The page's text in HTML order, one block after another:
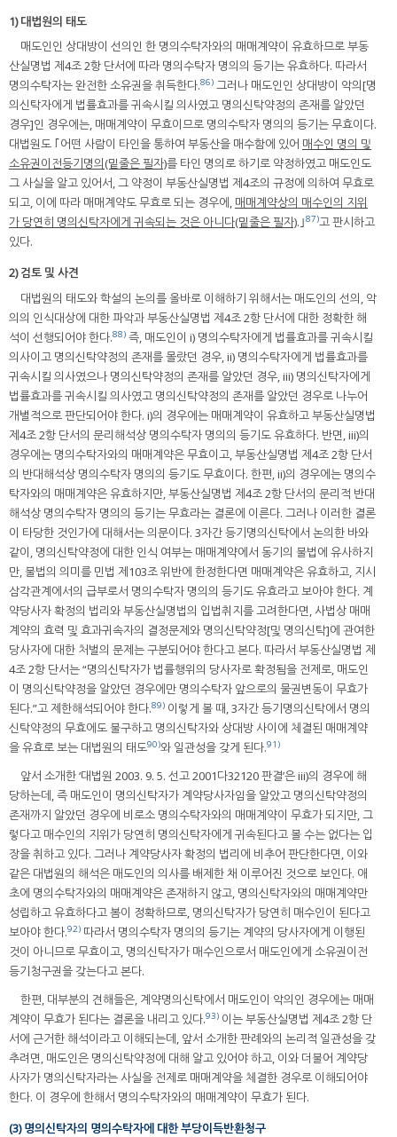
1) 대법원의 태도
매도인인 상대방이 선의인 한 명의수탁자와의 매매계약이 유효하므로 부동
산실명법 제4조 2항 단서에 따라 명의수탁자 명의의 등기는 유효하다. 따라서
명의수탁자는 완전한 소유권을 취득한다.86) 그러나 매도인인 상대방이 악의[명
의신탁자에게 법률효과를 귀속시킬 의사였고 명의신탁약정의 존재를 알았던
경우]인 경우에는, 매매계약이 무효이므로 명의수탁자 명의의 등기는 무효이다.
대법원도 ｢어떤 사람이 타인을 통하여 부동산을 매수함에 있어 매수인 명의 및
소유권이전등기명의(밑줄은 필자)를 타인 명의로 하기로 약정하였고 매도인도
그 사실을 알고 있어서, 그 약정이 부동산실명법 제4조의 규정에 의하여 무효로
되고, 이에 따라 매매계약도 무효로 되는 경우에, 매매계약상의 매수인의 지위
가 당연히 명의신탁자에게 귀속되는 것은 아니다(밑줄은 필자).｣87)고 판시하고
있다.
2) 검토 및 사견
대법원의 태도와 학설의 논의를 올바로 이해하기 위해서는 매도인의 선의, 악
의의 인식대상에 대한 파악과 부동산실명법 제4조 2항 단서에 대한 정확한 해
석이 선행되어야 한다.88) 즉, 매도인이 i) 명의수탁자에게 법률효과를 귀속시킬
의사이고 명의신탁약정의 존재를 몰랐던 경우, ii) 명의수탁자에게 법률효과를
귀속시킬 의사였으나 명의신탁약정의 존재를 알았던 경우, iii) 명의신탁자에게
법률효과를 귀속시킬 의사였고 명의신탁약정의 존재를 알았던 경우로 나누어
개별적으로 판단되어야 한다. i)의 경우에는 매매계약이 유효하고 부동산실명법
제4조 2항 단서의 문리해석상 명의수탁자 명의의 등기도 유효하다. 반면, iii)의
경우에는 명의수탁자와의 매매계약은 무효이고, 부동산실명법 제4조 2항 단서
의 반대해석상 명의수탁자 명의의 등기도 무효이다. 한편, ii)의 경우에는 명의수
탁자와의 매매계약은 유효하지만, 부동산실명법 제4조 2항 단서의 문리적 반대
해석상 명의수탁자 명의의 등기는 무효라는 결론에 이른다. 그러나 이러한 결론
이 타당한 것인가에 대해서는 의문이다. 3자간 등기명의신탁에서 논의한 바와
같이, 명의신탁약정에 대한 인식 여부는 매매계약에서 동기의 불법에 유사하지
만, 불법의 의미를 민법 제103조 위반에 한정한다면 매매계약은 유효하고, 지시
삼각관계에서의 급부로서 명의수탁자 명의의 등기도 유효라고 보아야 한다. 계
약당사자 확정의 법리와 부동산실명법의 입법취지를 고려한다면, 사법상 매매
계약의 효력 및 효과귀속자의 결정문제와 명의신탁약정[및 명의신탁]에 관여한
당사자에 대한 처벌의 문제는 구분되어야 한다고 본다. 따라서 부동산실명법 제
4조 2항 단서는 “명의신탁자가 법률행위의 당사자로 확정됨을 전제로, 매도인
이 명의신탁약정을 알았던 경우에만 명의수탁자 앞으로의 물권변동이 무효가
된다.”고 제한해석되어야 한다.89) 이렇게 볼 때, 3자간 등기명의신탁에서 명의
신탁약정의 무효에도 불구하고 명의신탁자와 상대방 사이에 체결된 매매계약
을 유효로 보는 대법원의 태도90)와 일관성을 갖게 된다.91)
앞서 소개한 ‘대법원 2003. 9. 5. 선고 2001다32120 판결’은 iii)의 경우에 해
당하는데, 즉 매도인이 명의신탁자가 계약당사자임을 알았고 명의신탁약정의
존재까지 알았던 경우에 비로소 명의수탁자와의 매매계약이 무효가 되지만, 그
렇다고 매수인의 지위가 당연히 명의신탁자에게 귀속된다고 볼 수는 없다는 입
장을 취하고 있다. 그러나 계약당사자 확정의 법리에 비추어 판단한다면, 이와
같은 대법원의 해석은 매도인의 의사를 배제한 채 이루어진 것으로 보인다. 애
초에 명의수탁자와의 매매계약은 존재하지 않고, 명의신탁자와의 매매계약만
성립하고 유효하다고 봄이 정확하므로, 명의신탁자가 당연히 매수인이 된다고
보아야 한다.92) 따라서 명의수탁자 명의의 등기는 계약의 당사자에게 이행된
것이 아니므로 무효이고, 명의신탁자가 매수인으로서 매도인에게 소유권이전
등기청구권을 갖는다고 본다.
한편, 대부분의 견해들은, 계약명의신탁에서 매도인이 악의인 경우에는 매매
계약이 무효가 된다는 결론을 내리고 있다.93) 이는 부동산실명법 제4조 2항 단
서에 근거한 해석이라고 이해되는데, 앞서 소개한 판례와의 논리적 일관성을 갖
추려면, 매도인은 명의신탁약정에 대해 알고 있어야 하고, 이와 더불어 계약당
사자가 명의신탁자라는 사실을 전제로 매매계약을 체결한 경우로 이해되어야
한다. 이 경우에 한해서 명의수탁자와의 매매계약이 무효가 된다.
(3) 명의신탁자의 명의수탁자에 대한 부당이득반환청구